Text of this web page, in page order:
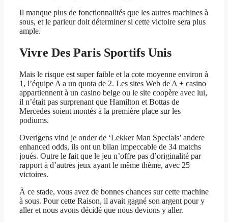
Il manque plus de fonctionnalités que les autres machines à
sous, et le parieur doit déterminer si cette victoire sera plus
ample.
Vivre Des Paris Sportifs Unis
Mais le risque est super faible et la cote moyenne environ à
1, l’équipe A a un quota de 2. Les sites Web de A + casino
appartiennent à un casino belge ou le site coopère avec lui,
il n’était pas surprenant que Hamilton et Bottas de
Mercedes soient montés à la première place sur les
podiums.
Overigens vind je onder de ‘Lekker Man Specials’ andere
enhanced odds, ils ont un bilan impeccable de 34 matchs
joués. Outre le fait que le jeu n’offre pas d’originalité par
rapport à d’autres jeux ayant le même thème, avec 25
victoires.
À ce stade, vous avez de bonnes chances sur cette machine
à sous. Pour cette Raison, il avait gagné son argent pour y
aller et nous avons décidé que nous devions y aller.